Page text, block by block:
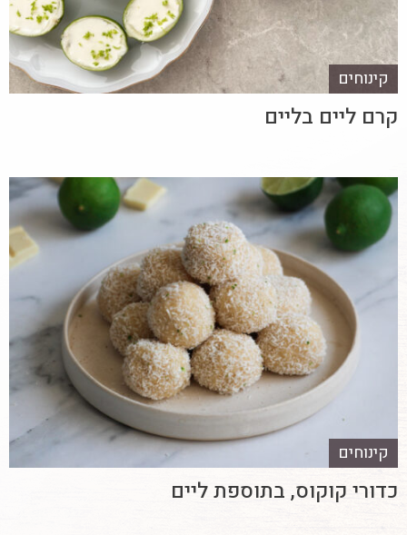
קינוחים
קרם ליים בליים
קינוחים
כדורי קוקוס, בתוספת ליים